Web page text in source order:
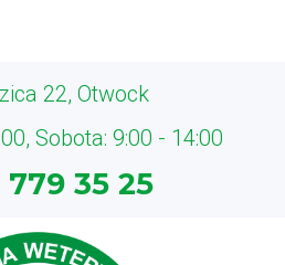
22, Otwock
Sobota: 9:00 - 14:00
779 35 25